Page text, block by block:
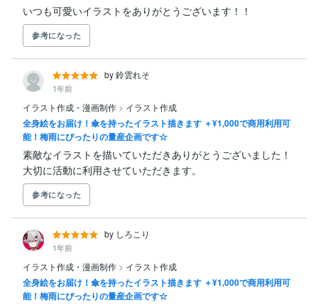
いつも可愛いイラストをありがとうございます！！
参考になった
by 鈴雲れそ
1年前
イラスト作成・漫画制作 > イラスト作成
全身絵をお届け！傘を持ったイラスト描きます ＋¥1,000で商用利用可
能！梅雨にぴったりの量産企画です☆
素敵なイラストを描いていただきありがとうございました！
大切に活動に利用させていただきます。
参考になった
by しろこり
1年前
イラスト作成・漫画制作 > イラスト作成
全身絵をお届け！傘を持ったイラスト描きます ＋¥1,000で商用利用可
能！梅雨にぴったりの量産企画です☆